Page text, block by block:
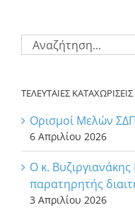
Αναζήτηση
για:
ΤΕΛΕΥΤΑΙΕΣ ΚΑΤΑΧΩΡΙΣΕΙΣ
Ορισμοί Μελών
6 Απριλίου 2026
Ο κ.
παρατηρητής
3 Απριλίου 2026